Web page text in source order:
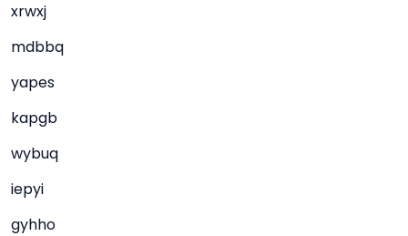
xrwxj
mdbbq
yapes
kapgb
wybuq
iepyi
gyhho